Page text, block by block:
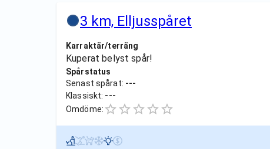
3 km, Elljusspåret
Karraktär/terräng
Kuperat belyst spår!
Spårstatus
Senast spårat: ---
Klassiskt: ---
Omdöme: